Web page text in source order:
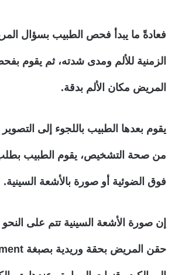
فعادةً ما يبدأ فحص الطبيب بسؤال
الزمنية للألم ومدى شدته، ثم يقوم
المريض مكان الألم بدقة.
يقوم بعدها الطبيب باللجوء إلى
من صحة التشخيص، يقوم الطبيب
فوق الضوئية أو صورة بالأشعة السينية.
إن صورة الأشعة السينية تتم على النحو